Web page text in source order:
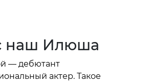
наш Илюша
— дебютант
актер. Такое